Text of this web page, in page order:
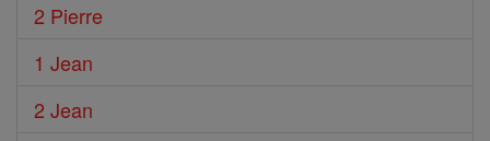
2 Pierre
1 Jean
2 Jean